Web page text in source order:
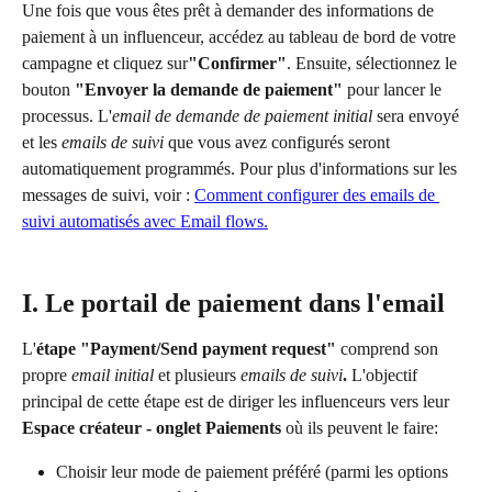
Une fois que vous êtes prêt à demander des informations de
paiement à un influenceur, accédez au tableau de bord de votre
campagne et cliquez sur"Confirmer". Ensuite, sélectionnez le
bouton "Envoyer la demande de paiement" pour lancer le
processus. L'email de demande de paiement initial sera envoyé
et les emails de suivi que vous avez configurés seront
automatiquement programmés. Pour plus d'informations sur les
messages de suivi, voir : Comment configurer des emails de
suivi automatisés avec Email flows.
I. Le portail de paiement dans l'email
L'étape "Payment/Send payment request" comprend son
propre email initial et plusieurs emails de suivi. L'objectif
principal de cette étape est de diriger les influenceurs vers leur
Espace créateur - onglet Paiements où ils peuvent le faire:
Choisir leur mode de paiement préféré (parmi les options